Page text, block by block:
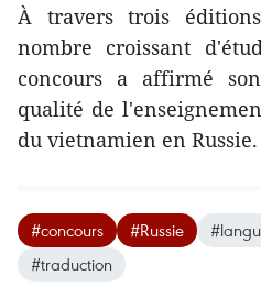
À travers trois
nombre croissant
concours a affirmé
qualité de
du vietnamien en
#concours #Russie
#traduction